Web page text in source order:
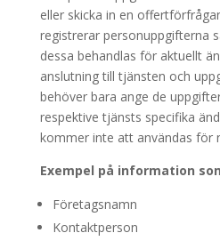
eller skicka in en
registrerar personuppgifterna
dessa behandlas för aktuellt
anslutning till tjänsten och
behöver bara ange de
respektive tjänsts specifika
kommer inte att användas för
Exempel på information
Företagsnamn
Kontaktperson